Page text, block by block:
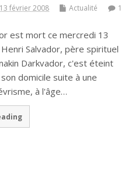
13 février 2008 Actualité
1
est mort ce mercredi 13
Salvador, père spirituel
Darkvador, c'est éteint
domicile suite à une
à l'âge…